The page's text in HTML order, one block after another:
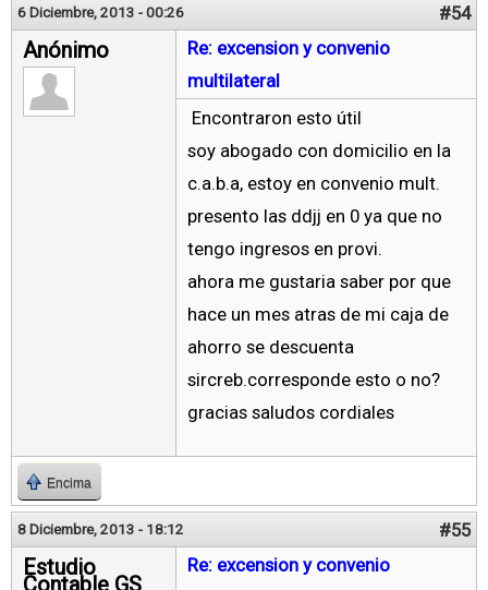
6 Diciembre, 2013 - 00:26 #54
Anónimo
Re: excension y convenio
multilateral
Encontraron esto útil
soy abogado con domicilio en la
c.a.b.a, estoy en convenio mult.
presento las ddjj en 0 ya que no
tengo ingresos en provi.
ahora me gustaria saber por que
hace un mes atras de mi caja de
ahorro se descuenta
sircreb.corresponde esto o no?
gracias saludos cordiales
Encima
8 Diciembre, 2013 - 18:12 #55
Estudio
Contable GS
Re: excension y convenio